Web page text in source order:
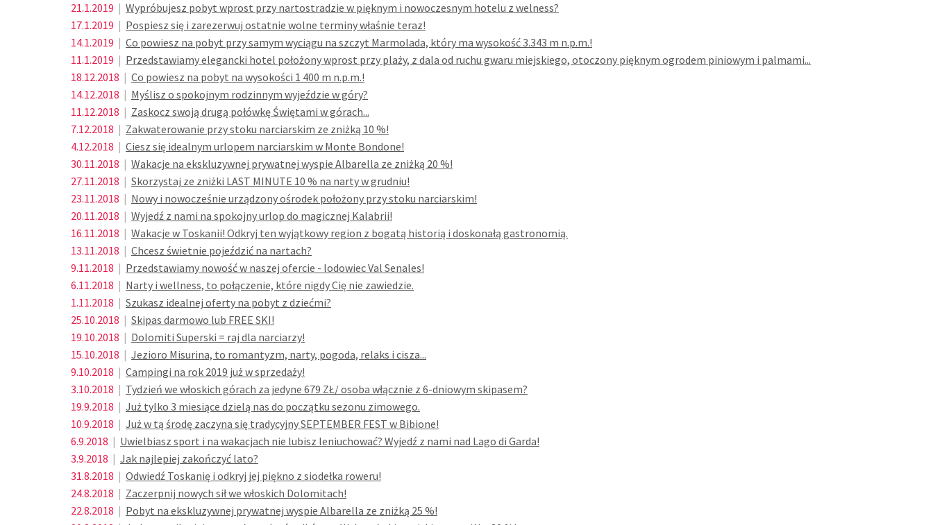
21.1.2019 | Wypróbujesz pobyt wprost przy nartostradzie w pięknym i nowoczesnym hotelu z welness?
17.1.2019 | Pospiesz się i zarezerwuj ostatnie wolne terminy właśnie teraz!
14.1.2019 | Co powiesz na pobyt przy samym wyciągu na szczyt Marmolada, który ma wysokość 3.343 m n.p.m.!
11.1.2019 | Przedstawiamy elegancki hotel położony wprost przy plaży, z dala od ruchu gwaru miejskiego, otoczony pięknym ogrodem piniowym i palmami...
18.12.2018 | Co powiesz na pobyt na wysokości 1 400 m n.p.m.!
14.12.2018 | Myślisz o spokojnym rodzinnym wyjeździe w góry?
11.12.2018 | Zaskocz swoją drugą połówkę Świętami w górach...
7.12.2018 | Zakwaterowanie przy stoku narciarskim ze zniżką 10 %!
4.12.2018 | Ciesz się idealnym urlopem narciarskim w Monte Bondone!
30.11.2018 | Wakacje na ekskluzywnej prywatnej wyspie Albarella ze zniżką 20 %!
27.11.2018 | Skorzystaj ze zniżki LAST MINUTE 10 % na narty w grudniu!
23.11.2018 | Nowy i nowocześnie urządzony ośrodek położony przy stoku narciarskim!
20.11.2018 | Wyjedź z nami na spokojny urlop do magicznej Kalabrii!
16.11.2018 | Wakacje w Toskanii! Odkryj ten wyjątkowy region z bogatą historią i doskonałą gastronomią.
13.11.2018 | Chcesz świetnie pojeździć na nartach?
9.11.2018 | Przedstawiamy nowość w naszej ofercie - lodowiec Val Senales!
6.11.2018 | Narty i wellness, to połączenie, które nigdy Cię nie zawiedzie.
1.11.2018 | Szukasz idealnej oferty na pobyt z dziećmi?
25.10.2018 | Skipas darmowo lub FREE SKI!
19.10.2018 | Dolomiti Superski = raj dla narciarzy!
15.10.2018 | Jezioro Misurina, to romantyzm, narty, pogoda, relaks i cisza...
9.10.2018 | Campingi na rok 2019 już w sprzedaży!
3.10.2018 | Tydzień we włoskich górach za jedyne 679 ZŁ/ osoba włącznie z 6-dniowym skipasem?
19.9.2018 | Już tylko 3 miesiące dzielą nas do początku sezonu zimowego.
10.9.2018 | Już w tą środę zaczyna się tradycyjny SEPTEMBER FEST w Bibione!
6.9.2018 | Uwielbiasz sport i na wakacjach nie lubisz leniuchować? Wyjedź z nami nad Lago di Garda!
3.9.2018 | Jak najlepiej zakończyć lato?
31.8.2018 | Odwiedź Toskanię i odkryj jej piękno z siodełka roweru!
24.8.2018 | Zaczerpnij nowych sił we włoskich Dolomitach!
22.8.2018 | Pobyt na ekskluzywnej prywatnej wyspie Albarella ze zniżką 25 %!